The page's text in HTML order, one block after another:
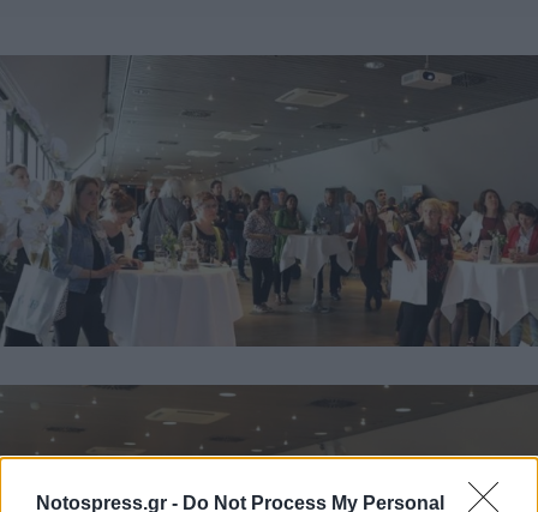
Notospress.gr - Do Not Process My Personal